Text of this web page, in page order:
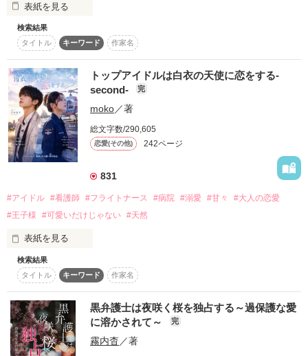
スターツ出版小説投稿サイト合同企画「1話からの長編大
賞」ベリーズカフェ会場
その他の条件 動画あり
❥・・ ┈┈┈┈┈┈┈┈┈┈┈┈ ・・❥
国外問わずファンを抱える大人気アイドルグループ
佐野　陽貴（さの　はるき）
28歳　black knight （通称　黒騎士）リーダー
「僕はいつでも君の心の中にいるよ」
甘々王子様
と思いきや
「お前さぁ俺のことなめてんの…？
お仕置きが必要なのかな？」
❥・・ ┈┈┈┈┈┈┈┈┈┈┈┈ ・・❥
命の最前線で働くスーパーナースと、世界を魅了するトップア
イドル。
正反対の世界に生きるふたりが惹かれ合う時、運命は動き出
す。
表紙を見る
スーパーアイドル
佐野陽貴（29）
×
スーパーナース
一ノ瀬紗凪（28）
┈┈┈┈┈┈┈┈┈┈┈┈┈┈┈┈┈┈┈┈
「もう離して！仕事に行かなきゃ」
「んーん、まだだめ」
「行ってきますのキスは？」
「あたりまえ♪」
——のはずだった
「俺、黒騎士抜けます」
検索結果
タイトル
キーワード 作家名
トップアイドルは白衣の天使に恋をする-
second-
完
moko／著
総文字数/290,605
恋愛(その他) 242ページ
831
#アイドル #看護師 #フライトナース #病院 #溺愛 #甘々
#大人の恋愛
#王子様
#可愛いだけじゃない #天然
表紙を見る
スーパーナース
×
トップアイドル
season2
〈“好き”だけじゃ、乗り越えられない距離がある〉
検索結果
タイトル
キーワード 作家名
黒弁護士は夜咲く桜を独占する～過保護な愛
に溶かされて～
完
霧内杳／著